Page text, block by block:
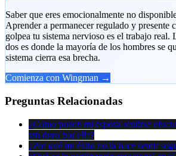
Saber que eres emocionalmente no
Aprender a permanecer regulado y presente
golpea tu sistema nervioso es el trabajo real.
dos es donde la mayoría de los hombres se
sistema cierra esa brecha.
Comienza con Wingman →
Preguntas Relacionadas
¿Cómo puede mi esposa sentirse
tan duro por ella?
¿Por qué mi éxito no la hace sentir